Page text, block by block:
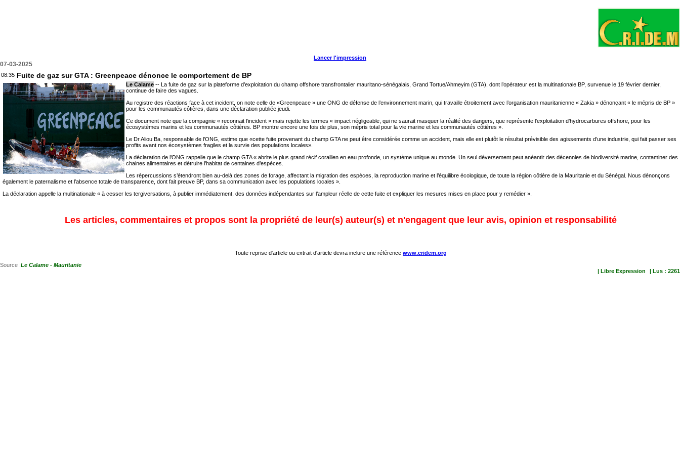
Lancer l'impression
07-03-2025
08:35 Fuite de gaz sur GTA : Greenpeace dénonce le comportement de BP
Le Calame -- La fuite de gaz sur la plateforme d’exploitation du champ offshore transfrontalier mauritano-sénégalais, Grand Tortue/Ahmeyim (GTA), dont l’opérateur est la multinationale BP, survenue le 19 février dernier,
continue de faire des vagues.
Au registre des réactions face à cet incident, on note celle de «Greenpeace » une ONG de défense de l’environnement marin, qui travaille étroitement avec l’organisation mauritanienne « Zakia » dénonçant « le mépris de BP »
pour les communautés côtières, dans une déclaration publiée jeudi.
Ce document note que la compagnie « reconnait l’incident » mais rejette les termes « impact négligeable, qui ne saurait masquer la réalité des dangers, que représente l’exploitation d’hydrocarbures offshore, pour les
écosystèmes marins et les communautés côtières. BP montre encore une fois de plus, son mépris total pour la vie marine et les communautés côtières ».
Le Dr Aliou Ba, responsable de l’ONG, estime que «cette fuite provenant du champ GTA ne peut être considérée comme un accident, mais elle est plutôt le résultat prévisible des agissements d’une industrie, qui fait passer ses
profits avant nos écosystèmes fragiles et la survie des populations locales».
La déclaration de l’ONG rappelle que le champ GTA « abrite le plus grand récif corallien en eau profonde, un système unique au monde. Un seul déversement peut anéantir des décennies de biodiversité marine, contaminer des
chaines alimentaires et détruire l’habitat de centaines d’espèces.
Les répercussions s’étendront bien au-delà des zones de forage, affectant la migration des espèces, la reproduction marine et l’équilibre écologique, de toute la région côtière de la Mauritanie et du Sénégal. Nous dénonçons
également le paternalisme et l’absence totale de transparence, dont fait preuve BP, dans sa communication avec les populations locales ».
La déclaration appelle la multinationale « à cesser les tergiversations, à publier immédiatement, des données indépendantes sur l’ampleur réelle de cette fuite et expliquer les mesures mises en place pour y remédier ».
Les articles, commentaires et propos sont la propriété de leur(s) auteur(s) et n'engagent que leur avis, opinion et responsabilité
Toute reprise d'article ou extrait d'article devra inclure une référence www.cridem.org
Source :Le Calame - Mauritanie
| Libre Expression
| Lus : 2261